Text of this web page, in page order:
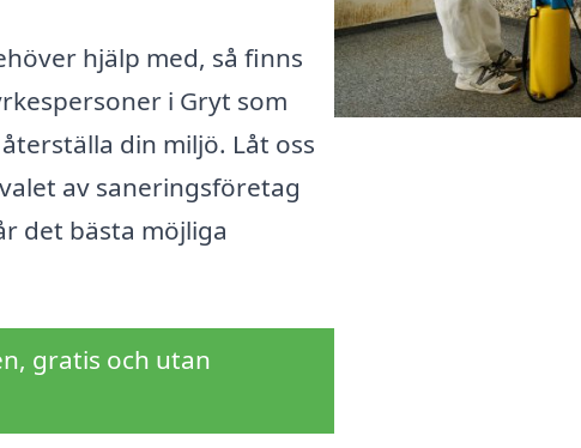
hjälp med, så finns
i Gryt som
din miljö. Låt oss
av saneringsföretag
det bästa möjliga
gratis och utan